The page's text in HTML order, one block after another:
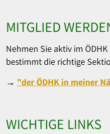
MITGLIED
Nehmen Sie aktiv im
bestimmt die richtige
→ "der ÖDHK in meiner
WICHTIGE LINKS